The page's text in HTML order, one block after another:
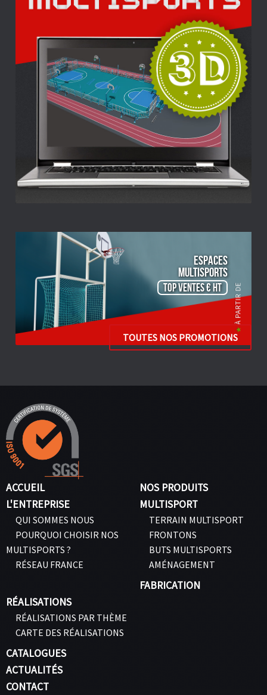
ESPACES
Multisports
TOP VENTES € HT
TOUTES NOS PROMOTIONS
ACCUEIL
L'ENTREPRISE
QUI SOMMES NOUS
POURQUOI CHOISIR NOS
MULTISPORTS ?
RÉSEAU FRANCE
NOS PRODUITS
MULTISPORT
TERRAIN MULTISPORT
FRONTONS
BUTS MULTISPORTS
AMÉNAGEMENT
FABRICATION
RÉALISATIONS
RÉALISATIONS PAR THÈME
CARTE DES RÉALISATIONS
CATALOGUES
ACTUALITÉS
CONTACT